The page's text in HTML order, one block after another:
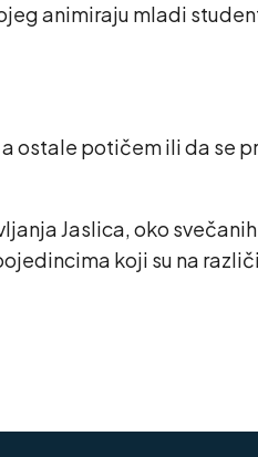
animiraju mladi
ostale potičem ili da se
Jaslica, oko
koji su na